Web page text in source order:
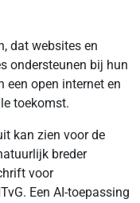
dat websites en
ondersteunen bij hun
een open internet en
toekomst.
kan zien voor de
breder
voor
Een AI-toepassing